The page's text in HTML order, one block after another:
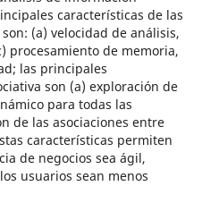
características de las
(a) velocidad de análisis,
procesamiento de memoria,
las principales
son (a) exploración de
para todas las
de las asociaciones entre
características permiten
de negocios sea ágil,
usuarios sean menos